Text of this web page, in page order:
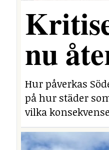
nu
Hur påverkas
på hur städer
vilka